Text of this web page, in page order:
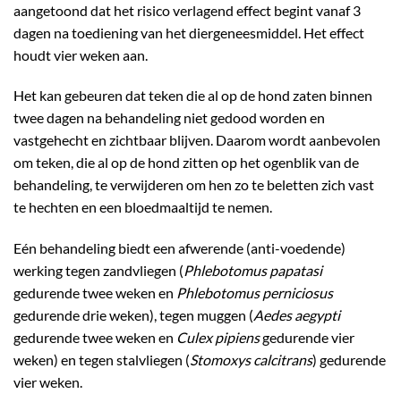
aangetoond dat het risico verlagend effect begint vanaf 3
dagen na toediening van het diergeneesmiddel. Het effect
houdt vier weken aan.
Het kan gebeuren dat teken die al op de hond zaten binnen
twee dagen na behandeling niet gedood worden en
vastgehecht en zichtbaar blijven. Daarom wordt aanbevolen
om teken, die al op de hond zitten op het ogenblik van de
behandeling, te verwijderen om hen zo te beletten zich vast
te hechten en een bloedmaaltijd te nemen.
Eén behandeling biedt een afwerende (anti-voedende)
werking tegen zandvliegen (Phlebotomus papatasi
gedurende twee weken en Phlebotomus perniciosus
gedurende drie weken), tegen muggen (Aedes aegypti
gedurende twee weken en Culex pipiensgedurende vier
weken) en tegen stalvliegen (Stomoxys calcitrans) gedurende
vier weken.